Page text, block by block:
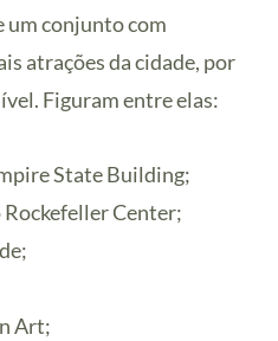
um conjunto com
atrações da cidade, por
Figuram entre elas:
State Building;
Rockefeller Center;
Art;